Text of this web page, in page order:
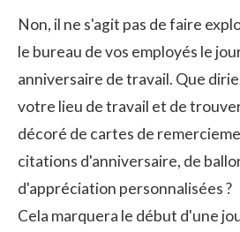
Non, il ne s'agit pas de faire
le bureau de vos employés le
anniversaire de travail. Que
votre lieu de travail et de
décoré de cartes de
citations d'anniversaire, de
d'appréciation personnalisées ?
Cela marquera le début d'une